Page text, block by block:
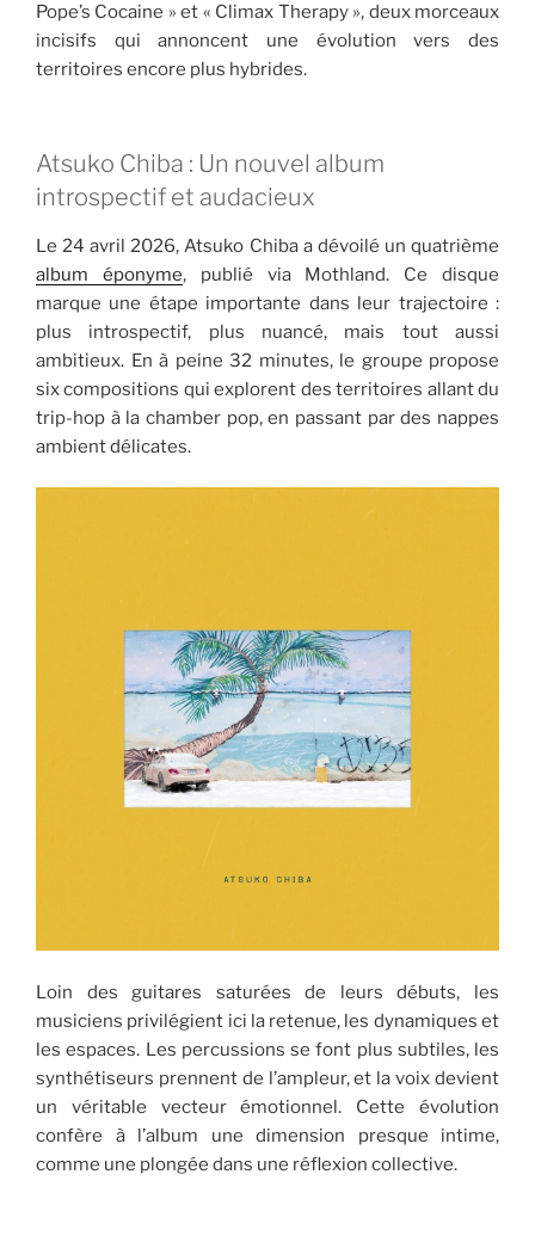
Pope’s Cocaine » et « Climax Therapy », deux morceaux
incisifs qui annoncent une évolution vers des
territoires encore plus hybrides.
Atsuko Chiba : Un nouvel album
introspectif et audacieux
Le 24 avril 2026, Atsuko Chiba a dévoilé un quatrième
album éponyme, publié via Mothland. Ce disque
marque une étape importante dans leur trajectoire :
plus introspectif, plus nuancé, mais tout aussi
ambitieux. En à peine 32 minutes, le groupe propose
six compositions qui explorent des territoires allant du
trip-hop à la chamber pop, en passant par des nappes
ambient délicates.
Loin des guitares saturées de leurs débuts, les
musiciens privilégient ici la retenue, les dynamiques et
les espaces. Les percussions se font plus subtiles, les
synthétiseurs prennent de l’ampleur, et la voix devient
un véritable vecteur émotionnel. Cette évolution
confère à l’album une dimension presque intime,
comme une plongée dans une réflexion collective.